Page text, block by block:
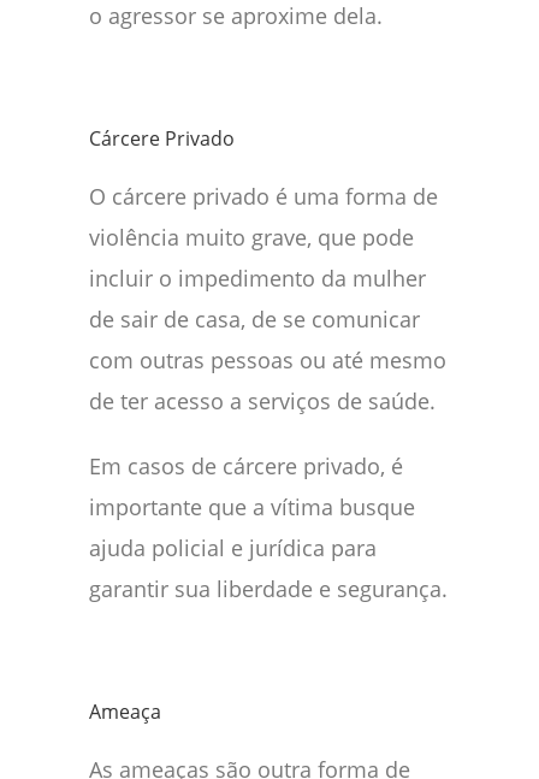
o agressor se aproxime dela.
Cárcere Privado
O cárcere privado é uma forma de
violência muito grave, que pode
incluir o impedimento da mulher
de sair de casa, de se comunicar
com outras pessoas ou até mesmo
de ter acesso a serviços de saúde.
Em casos de cárcere privado, é
importante que a vítima busque
ajuda policial e jurídica para
garantir sua liberdade e segurança.
Ameaça
As ameaças são outra forma de